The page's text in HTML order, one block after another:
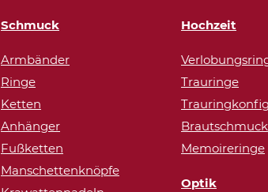
Schmuck
Armbänder
Ringe
Ketten
Anhänger
Fußketten
Manschettenknöpfe
Hochzeit
Trauringe
Brautschmuck
Memoireringe
Optik